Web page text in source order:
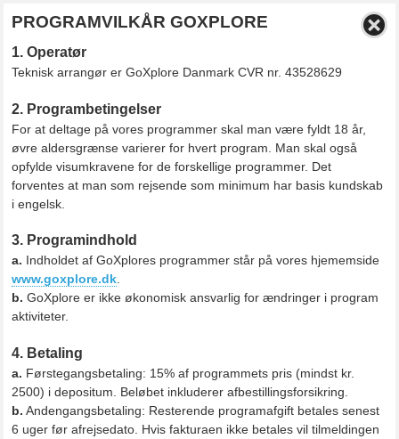
PROGRAMVILKÅR GOXPLORE
1. Operatør
Teknisk arrangør er GoXplore Danmark CVR nr. 43528629
2. Programbetingelser
For at deltage på vores programmer skal man være fyldt 18 år,
øvre aldersgrænse varierer for hvert program. Man skal også
opfylde visumkravene for de forskellige programmer. Det
forventes at man som rejsende som minimum har basis kundskab
i engelsk.
3. Programindhold
a. Indholdet af GoXplores programmer står på vores hjememside
www.goxplore.dk.
b. GoXplore er ikke økonomisk ansvarlig for ændringer i program
aktiviteter.
4. Betaling
a. Førstegangsbetaling: 15% af programmets pris (mindst kr.
2500) i depositum. Beløbet inkluderer afbestillingsforsikring.
b. Andengangsbetaling: Resterende programafgift betales senest
6 uger før afrejsedato. Hvis fakturaen ikke betales vil tilmeldingen